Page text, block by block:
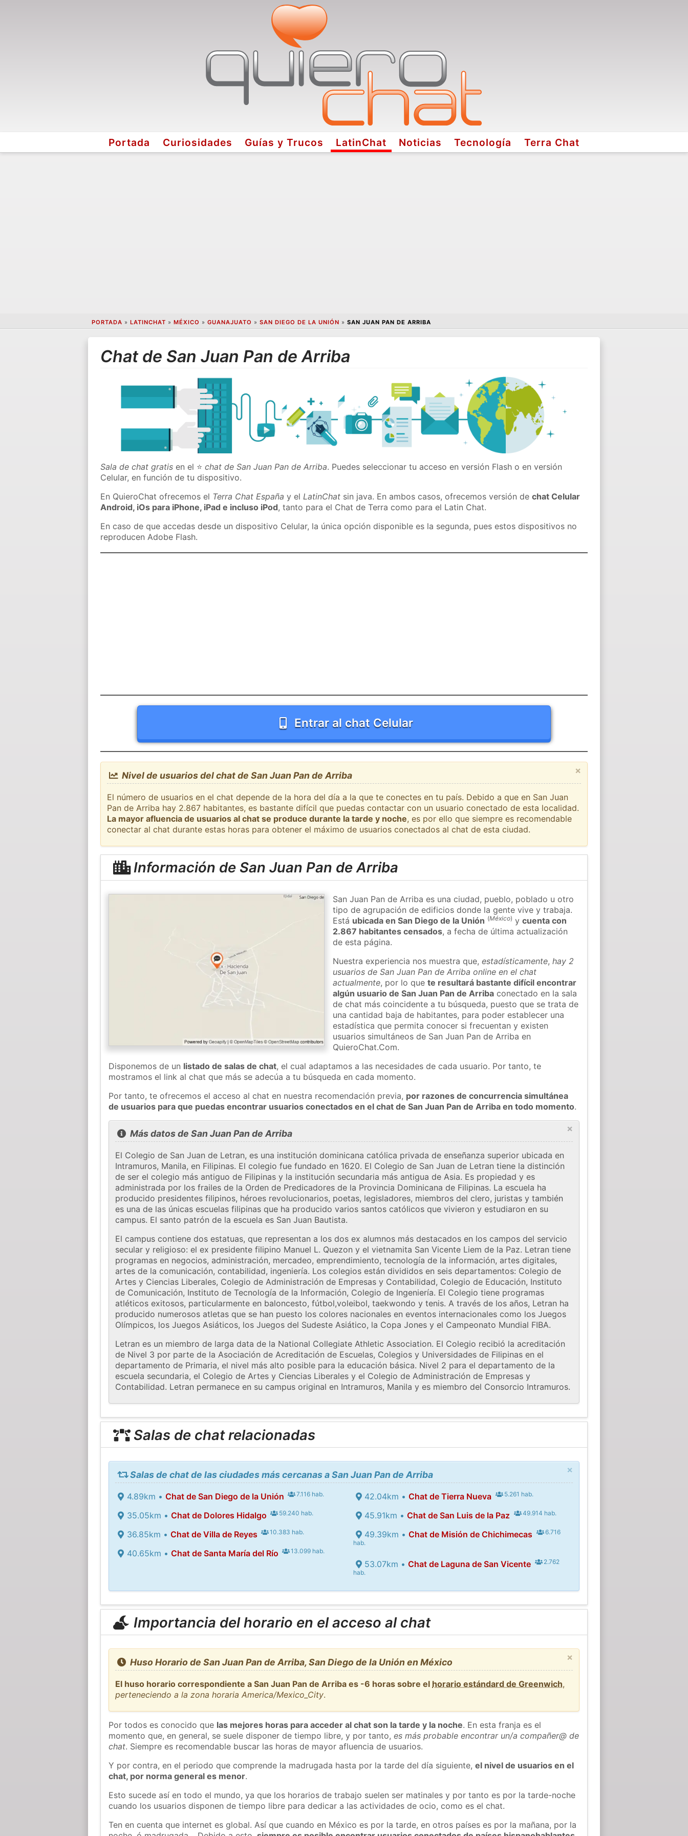
Portada Curiosidades Guías y Trucos LatinChat Noticias Tecnología Terra Chat
PORTADA » LATINCHAT » MÉXICO » GUANAJUATO » SAN DIEGO DE LA UNIÓN » SAN JUAN PAN DE ARRIBA
Chat de San Juan Pan de Arriba
Sala de chat gratis en el ⭐chat de San Juan Pan de Arriba. Puedes seleccionar tu acceso en versión Flash o en versión
Celular, en función de tu dispositivo.
En QuieroChat ofrecemos el Terra Chat España y elLatinChat sin java. En ambos casos, ofrecemos versión dechat Celular
Android, iOs para iPhone, iPad e incluso iPod, tanto para el Chat de Terra como para el Latin Chat.
En caso de que accedas desde un dispositivo Celular, la única opción disponible es la segunda, pues estos dispositivos no
reproducen Adobe Flash.
Entrar al chat Celular
×
Nivel de usuarios del chat de San Juan Pan de Arriba
El número de usuarios en el chat depende de la hora del día a la que te conectes en tu país. Debido a que en San Juan
Pan de Arriba hay 2.867 habitantes, es bastante difícil que puedas contactar con un usuario conectado de esta localidad.
La mayor afluencia de usuarios al chat se produce durante la tarde y noche, es por ello que siempre es recomendable
conectar al chat durante estas horas para obtener el máximo de usuarios conectados al chat de esta ciudad.
Información de San Juan Pan de Arriba
San Juan Pan de Arriba es una ciudad, pueblo, poblado u otro
tipo de agrupación de edificios donde la gente vive y trabaja.
Está ubicada en San Diego de la Unión (México) ycuenta con
2.867 habitantes censados, a fecha de última actualización
de esta página.
Nuestra experiencia nos muestra que,estadísticamente,hay 2
usuarios de San Juan Pan de Arriba online en el chat
actualmente, por lo quete resultará bastante difícil encontrar
algún usuario de San Juan Pan de Arriba conectado en la sala
de chat más coincidente a tu búsqueda, puesto que se trata de
una cantidad baja de habitantes, para poder establecer una
estadística que permita conocer si frecuentan y existen
usuarios simultáneos de San Juan Pan de Arriba en
QuieroChat.Com.
Disponemos de un listado de salas de chat, el cual adaptamos a las necesidades de cada usuario. Por tanto, te
mostramos el link al chat que más se adecúa a tu búsqueda en cada momento.
Por tanto, te ofrecemos el acceso al chat en nuestra recomendación previa, por razones de concurrencia simultánea
de usuarios para que puedas encontrar usuarios conectados en el chat de San Juan Pan de Arriba en todo momento.
×
Más datos de San Juan Pan de Arriba
El Colegio de San Juan de Letran, es una institución dominicana católica privada de enseñanza superior ubicada en
Intramuros, Manila, en Filipinas. El colegio fue fundado en 1620. El Colegio de San Juan de Letran tiene la distinción
de ser el colegio más antiguo de Filipinas y la institución secundaria más antigua de Asia. Es propiedad y es
administrada por los frailes de la Orden de Predicadores de la Provincia Dominicana de Filipinas. La escuela ha
producido presidentes filipinos, héroes revolucionarios, poetas, legisladores, miembros del clero, juristas y también
es una de las únicas escuelas filipinas que ha producido varios santos católicos que vivieron y estudiaron en su
campus. El santo patrón de la escuela es San Juan Bautista.
El campus contiene dos estatuas, que representan a los dos ex alumnos más destacados en los campos del servicio
secular y religioso: el ex presidente filipino Manuel L. Quezon y el vietnamita San Vicente Liem de la Paz. Letran tiene
programas en negocios, administración, mercadeo, emprendimiento, tecnología de la información, artes digitales,
artes de la comunicación, contabilidad, ingeniería. Los colegios están divididos en seis departamentos: Colegio de
Artes y Ciencias Liberales, Colegio de Administración de Empresas y Contabilidad, Colegio de Educación, Instituto
de Comunicación, Instituto de Tecnología de la Información, Colegio de Ingeniería. El Colegio tiene programas
atléticos exitosos, particularmente en baloncesto, fútbol,​​voleibol, taekwondo y tenis. A través de los años, Letran ha
producido numerosos atletas que se han puesto los colores nacionales en eventos internacionales como los Juegos
Olímpicos, los Juegos Asiáticos, los Juegos del Sudeste Asiático, la Copa Jones y el Campeonato Mundial FIBA.
Letran es un miembro de larga data de la National Collegiate Athletic Association. El Colegio recibió la acreditación
de Nivel 3 por parte de la Asociación de Acreditación de Escuelas, Colegios y Universidades de Filipinas en el
departamento de Primaria, el nivel más alto posible para la educación básica. Nivel 2 para el departamento de la
escuela secundaria, el Colegio de Artes y Ciencias Liberales y el Colegio de Administración de Empresas y
Contabilidad. Letran permanece en su campus original en Intramuros, Manila y es miembro del Consorcio Intramuros.
Salas de chat relacionadas
×
Salas de chat de las ciudades más cercanas a San Juan Pan de Arriba
4.89km • Chat de San Diego de la Unión 7.116 hab.
35.05km • Chat de Dolores Hidalgo 59.240 hab.
36.85km • Chat de Villa de Reyes 10.383 hab.
40.65km • Chat de Santa María del Río 13.099 hab.
42.04km •Chat de Tierra Nueva 5.261 hab.
45.91km •Chat de San Luis de la Paz 49.914 hab.
49.39km •Chat de Misión de Chichimecas
6.716
hab.
53.07km •Chat de Laguna de San Vicente
2.762
hab.
Importancia del horario en el acceso al chat
×
Huso Horario de San Juan Pan de Arriba, San Diego de la Unión en México
El huso horario correspondiente a San Juan Pan de Arriba es -6 horas sobre el horario estándard de Greenwich,
perteneciendo a la zona horaria America/Mexico_City.
Por todos es conocido que las mejores horas para acceder al chat son la tarde y la noche. En esta franja es el
momento que, en general, se suele disponer de tiempo libre, y por tanto,es más probable encontrar un/a compañer@ de
chat. Siempre es recomendable buscar las horas de mayor afluencia de usuarios.
Y por contra, en el periodo que comprende la madrugada hasta por la tarde del día siguiente,el nivel de usuarios en el
chat, por norma general es menor.
Esto sucede así en todo el mundo, ya que los horarios de trabajo suelen ser matinales y por tanto es por la tarde-noche
cuando los usuarios disponen de tiempo libre para dedicar a las actividades de ocio, como es el chat.
Ten en cuenta que internet es global. Así que cuando en México es por la tarde, en otros países es por la mañana, por la